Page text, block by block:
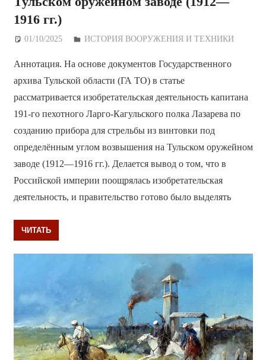
1916 гг.)
01/10/2025 Дежурный по Редакции
ИСТОРИЯ ВООРУЖЕНИЯ И ТЕХНИКИ
Аннотация. На основе документов Государственного
архива Тульской области (ГА ТО) в статье
рассматривается изобретательская деятельность капитана
191-го пехотного Ларго-Кагульского полка Лазарева по
созданию прибора для стрельбы из винтовки под
определённым углом возвышения на Тульском оружейном
заводе (1912—1916 гг.). Делается вывод о том, что в
Российской империи поощрялась изобретательская
деятельность, и правительство готово было выделять
ЧИТАТЬ